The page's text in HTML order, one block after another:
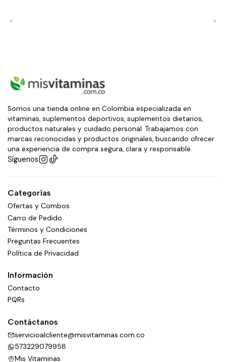
Somos una tienda online en Colombia especializada en
vitaminas, suplementos deportivos, suplementos dietarios,
productos naturales y cuidado personal. Trabajamos con
marcas reconocidas y productos originales, buscando ofrecer
una experiencia de compra segura, clara y responsable.
Síguenos
Categorías
Ofertas y Combos
Carro de Pedido
Términos y Condiciones
Preguntas Frecuentes
Política de Privacidad
Información
Contacto
PQRs
Contáctanos
servicioalcliente@misvitaminas.com.co
573229079958
Mis Vitaminas